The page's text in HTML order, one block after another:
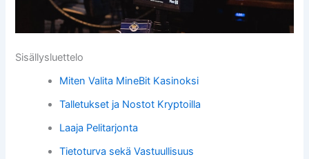
Sisällysluettelo
Miten Valita MineBit Kasinoksi
Talletukset ja Nostot Kryptoilla
Laaja Pelitarjonta
Tietoturva sekä Vastuullisuus